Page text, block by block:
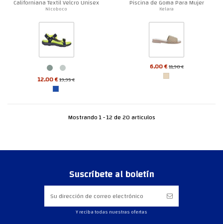
Californiana Textil Velcro Unisex
Nicoboco
12,00 €19,95 €
Piscina de Goma Para Mujer
Kelara
6,00 €11,90 €
Mostrando 1 - 12 de 20 articulos
Suscríbete al boletín
Y reciba todas nuestras ofertas